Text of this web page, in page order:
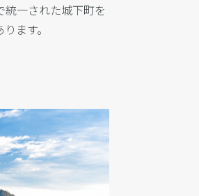
統一された城下町を
ます。